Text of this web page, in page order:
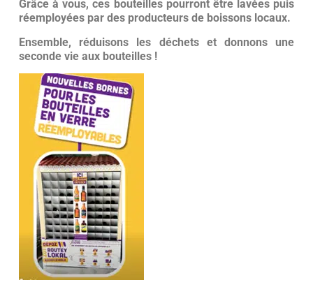
Grâce à vous, ces bouteilles pourront être lavées puis
réemployées par des producteurs de boissons locaux.
Ensemble, réduisons les déchets et donnons une
seconde vie aux bouteilles !